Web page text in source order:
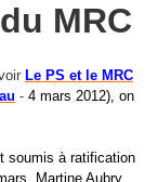
MRC
Le PS et le MRC
- 4 mars 2012), on
soumis à ratification
Martine Aubry